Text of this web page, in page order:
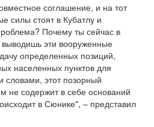
соглашение, и на тот
силы стоят в Кубатлу и
Почему ты сейчас в
эти вооруженные
определенных позиций,
населенных пунктов для
этот позорный
не содержит в себе оснований
в Сюнике", – представил